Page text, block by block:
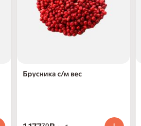
Брусника с/м вес